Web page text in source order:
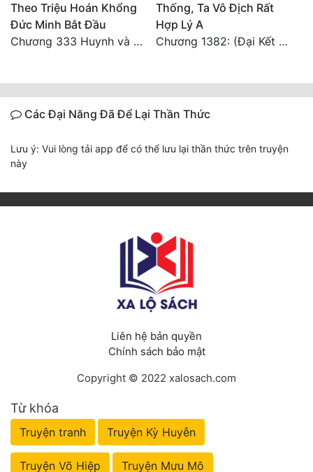
Theo Triệu Hoán Khổng
Đức Minh Bắt Đầu
Chương 333 Huynh và đệ, thần và quân
Thống, Ta Vô Địch Rất
Hợp Lý A
Chương 1382: (Đại Kết Cục)
Các Đại Năng Đã Để Lại Thần Thức
Lưu ý: Vui lòng tải app để có thể lưu lại thần thức trên truyện
này
Liên hệ bản quyền
Chính sách bảo mật
Copyright © 2022 xalosach.com
Từ khóa
Truyện tranh Truyện Kỳ Huyễn
Truyện Võ Hiệp Truyện Mưu Mô